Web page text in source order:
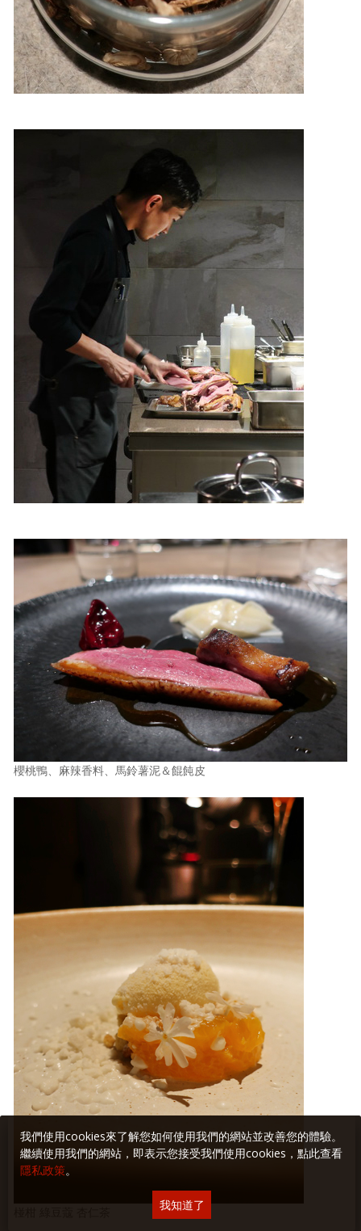
櫻桃鴨、麻辣香料、馬鈴薯泥＆餛飩皮
我們使用cookies來了解您如何使用我們的網站並改善您的體驗。
繼續使用我們的網站，即表示您接受我們使用cookies，點此查看
隱私政策。
我知道了